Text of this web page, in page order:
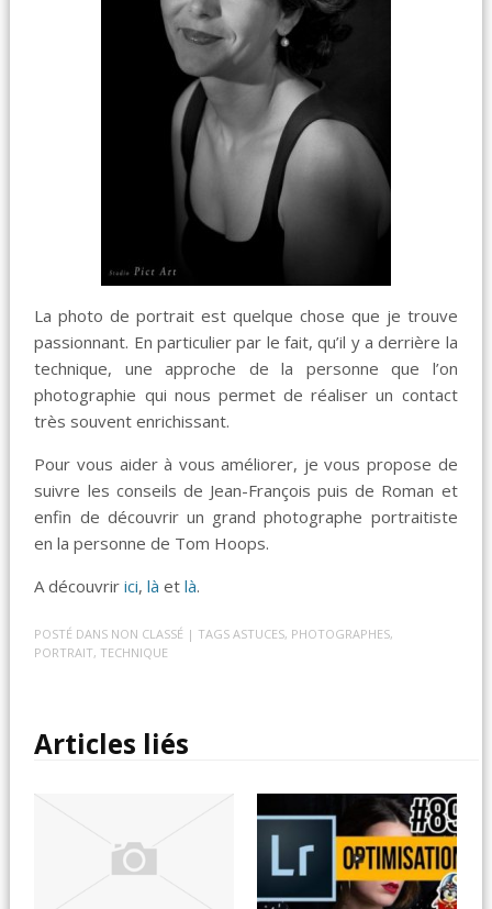
La photo de portrait est quelque chose que je trouve
passionnant. En particulier par le fait, qu’il y a derrière la
technique, une approche de la personne que l’on
photographie qui nous permet de réaliser un contact
très souvent enrichissant.
Pour vous aider à vous améliorer, je vous propose de
suivre les conseils de Jean-François puis de Roman et
enfin de découvrir un grand photographe portraitiste
en la personne de Tom Hoops.
A découvririci,là etlà.
POSTÉ DANS NON CLASSÉ | TAGSASTUCES, PHOTOGRAPHES,
PORTRAIT, TECHNIQUE
Articles liés